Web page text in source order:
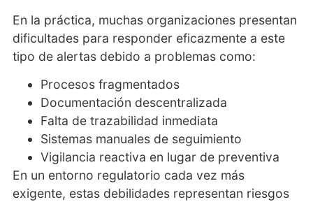
En la práctica, muchas organizaciones presentan
dificultades para responder eficazmente a este
tipo de alertas debido a problemas como:
Procesos fragmentados
Documentación descentralizada
Falta de trazabilidad inmediata
Sistemas manuales de seguimiento
Vigilancia reactiva en lugar de preventiva
En un entorno regulatorio cada vez más
exigente, estas debilidades representan riesgos